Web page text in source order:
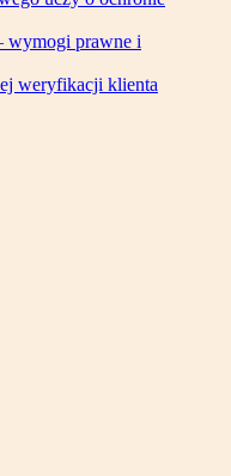
wymogi prawne i
weryfikacji klienta